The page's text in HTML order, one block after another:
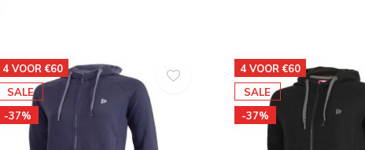
4 VOOR €60
SALE
-37%
4 VOOR €60
SALE
-37%